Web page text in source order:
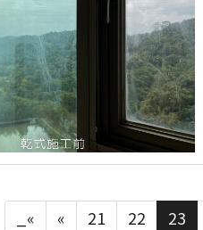
_« « 21 22 23